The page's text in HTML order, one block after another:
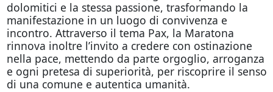
dolomitici e la stessa passione, trasformando la
manifestazione in un luogo di convivenza e
incontro. Attraverso il tema Pax, la Maratona
rinnova inoltre l’invito a credere con ostinazione
nella pace, mettendo da parte orgoglio, arroganza
e ogni pretesa di superiorità, per riscoprire il senso
di una comune e autentica umanità.